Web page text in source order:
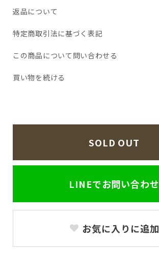
返品について
特定商取引法に基づく表記
この商品について問い合わせる
買い物を続ける
SOLD OUT
LINEでお問い合わせ
お気に入りに追加